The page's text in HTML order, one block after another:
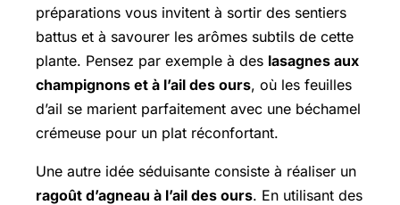
préparations vous invitent à sortir des sentiers
battus et à savourer les arômes subtils de cette
plante. Pensez par exemple à des lasagnes aux
champignons et à l’ail des ours, où les feuilles
d’ail se marient parfaitement avec une béchamel
crémeuse pour un plat réconfortant.
Une autre idée séduisante consiste à réaliser un
ragoût d’agneau à l’ail des ours. En utilisant des